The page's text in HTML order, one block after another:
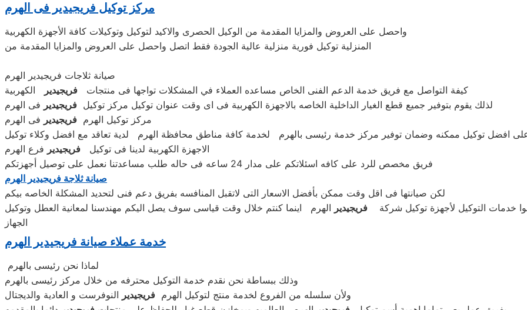
مركز توكيل فريجيدير فى الهرم
واحصل على العروض والمزايا المقدمة من الوكيل الحصرى والاكيد لتوكيل وتوكيلات كافة الأجهزة الكهربية
المنزلية توكيل فورية منزلية عالية الجودة فقط اتصل واحصل على العروض والمزايا المقدمة من
صيانة ثلاجات فريجيدير الهرم
كيفة التواصل مع فريق خدمة الدعم الفنى الخاص مساعده العملاء في المشكلات تواجها فى منتجات فريجيدير
الكهربية
لذلك يقوم بتوفير جميع قطع الغيار الداخلية الخاصه بالاجهزة الكهربية فى اى وقت عنوان توكيل مركز توكيل فريجيدير فى الهرم
مركز توكيل الهرم فريجيدير فى الهرم
افضل توكيل ممكنه وضمان توفير مركز خدمة رئيسى بالهرم لخدمة كافة مناطق محافظة الهرم لدية تعاقد مع افضل وكلاء توكيل
الاجهزة الكهربية لدينا فى توكيل فريجيدير فرع الهرم
فريق مخصص للرد على كافه اسئلاتكم على مدار 24 ساعه فى حاله طلب مساعدتنا نعمل على توصيل أجهزتكم
صيانة ثلاجة فريجيدير الهرم
لكن صيانتها فى اقل وقت ممكن بأفضل الاسعار التى لاتقبل المنافسه بفريق دعم فنى لتحديد المشكلة الخاصه بيكم
خدمات التوكيل لأجهزة توكيل شركة فريجيدير الهرم اينما كنتم خلال وقت قياسى سوف يصل اليكم مهندسنا لمعانية العطل وتوكيل
الجهاز
خدمة عملاء صيانة فريجيدير الهرم
لماذا نحن رئيسى بالهرم
وذلك ببساطة نحن نقدم خدمة التوكيل محترفه من خلال مركز رئيسى بالهرم
ولأن سلسله من الفروع لخدمة منتج لتوكيل الهرم فريجيدير النوفرست و العادية والديجتال